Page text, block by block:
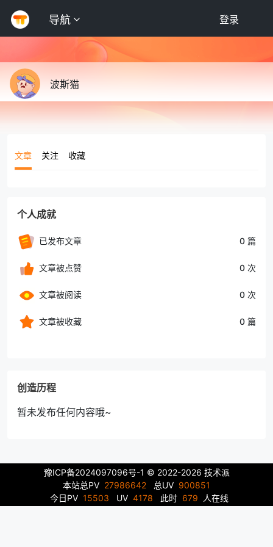
导航 登录
波斯猫
文章 关注 收藏
个人成就
已发布文章 0 篇
文章被点赞 0 次
文章被阅读 0 次
文章被收藏 0 篇
创造历程
暂未发布任何内容哦~
豫ICP备2024097096号-1 © 2022-2026 技术派
本站总PV 27986642 总UV 900851
今日PV 15503 UV 4178 此时 679 人在线